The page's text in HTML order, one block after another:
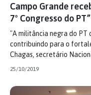
Campo Grande
7º Congresso do PT”
"A militância negra do PT
contribuindo para o
Chagas, secretário
25/10/2019